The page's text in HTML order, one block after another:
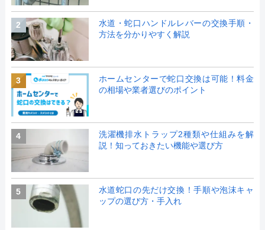
2
水道・蛇口ハンドルレバーの交換手順・
方法を分かりやすく解説
3
ホームセンターで蛇口交換は可能！料金
の相場や業者選びのポイント
4
洗濯機排水トラップ2種類や仕組みを解
説！知っておきたい機能や選び方
5
水道蛇口の先だけ交換！手順や泡沫キャ
ップの選び方・手入れ